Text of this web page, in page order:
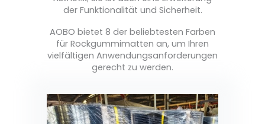
der Funktionalität und Sicherheit.
AOBO bietet 8 der beliebtesten Farben
für Rockgummimatten an, um Ihren
vielfältigen Anwendungsanforderungen
gerecht zu werden.